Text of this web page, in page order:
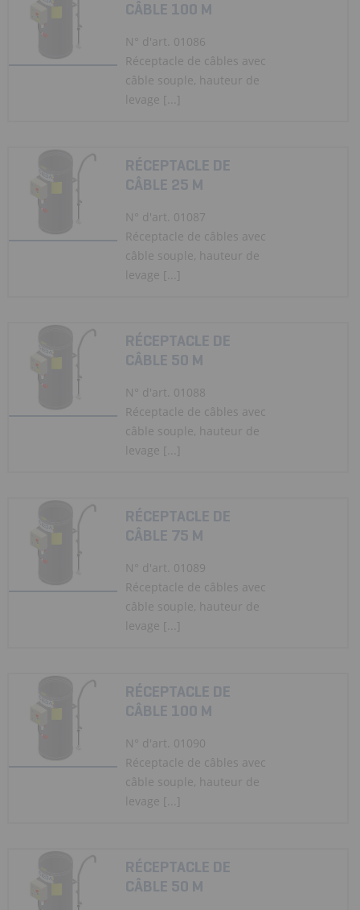
CÂBLE 100 M
N° d'art. 01086
Réceptacle de câbles avec
câble souple, hauteur de
levage [...]
RÉCEPTACLE DE
CÂBLE 25 M
N° d'art. 01087
Réceptacle de câbles avec
câble souple, hauteur de
levage [...]
RÉCEPTACLE DE
CÂBLE 50 M
N° d'art. 01088
Réceptacle de câbles avec
câble souple, hauteur de
levage [...]
RÉCEPTACLE DE
CÂBLE 75 M
N° d'art. 01089
Réceptacle de câbles avec
câble souple, hauteur de
levage [...]
RÉCEPTACLE DE
CÂBLE 100 M
N° d'art. 01090
Réceptacle de câbles avec
câble souple, hauteur de
levage [...]
RÉCEPTACLE DE
CÂBLE 50 M